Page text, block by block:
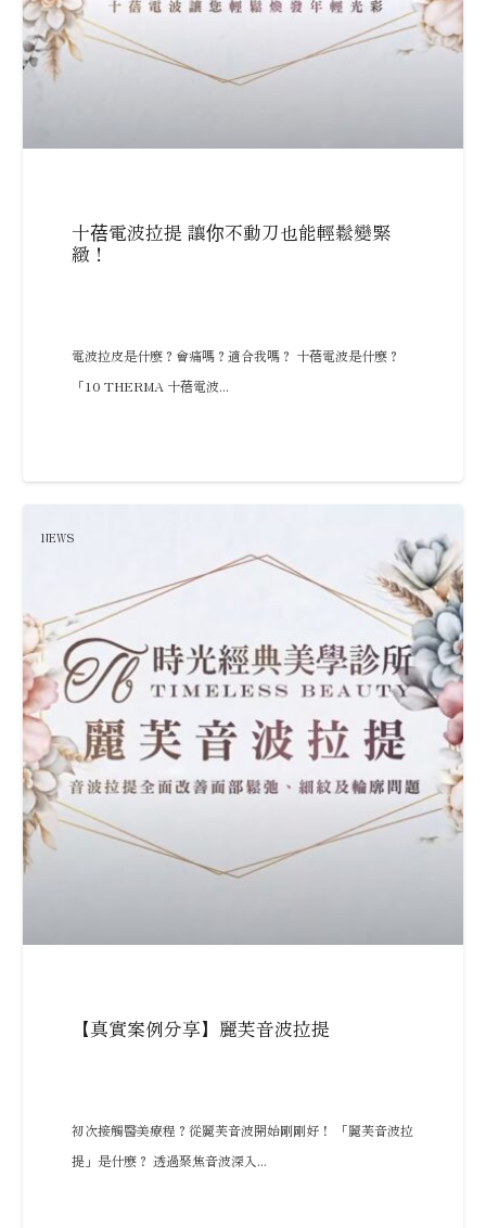
十蓓電波拉提 讓你不動刀也能輕鬆變緊
緻！
電波拉皮是什麼？會痛嗎？適合我嗎？ 十蓓電波是什麼？
「10 THERMA 十蓓電波...
NEWS
【真實案例分享】麗芙音波拉提
初次接觸醫美療程？從麗芙音波開始剛剛好！ 「麗芙音波拉
提」是什麼？ 透過聚焦音波深入...